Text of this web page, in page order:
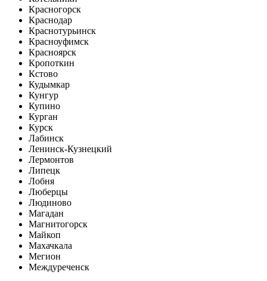
Красногорск
Краснодар
Краснотурьинск
Красноуфимск
Красноярск
Кропоткин
Кстово
Кудымкар
Кунгур
Купино
Курган
Курск
Лабинск
Ленинск-Кузнецкий
Лермонтов
Липецк
Лобня
Люберцы
Людиново
Магадан
Магнитогорск
Майкоп
Махачкала
Мегион
Междуреченск